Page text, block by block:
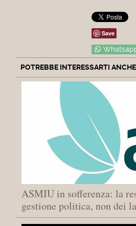
Save
POTREBBE INTERESSARTI
ASMIU in sofferenza: la
gestione politica, non dei